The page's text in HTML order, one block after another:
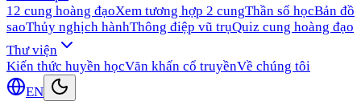
12 cung hoàng đạoXem tương hợp 2 cungThần số họcBản đồ
saoThủy nghịch hànhThông điệp vũ trụQuiz cung hoàng đạo
Thư viện
Kiến thức huyền họcVăn khấn cổ truyềnVề chúng tôi
EN